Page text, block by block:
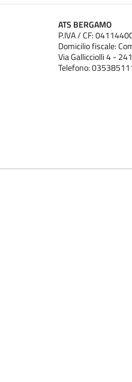
ATS BERGAMO
P.IVA / CF:
Domicilio fiscale:
Via Gallicciolli 4 -
Telefono: